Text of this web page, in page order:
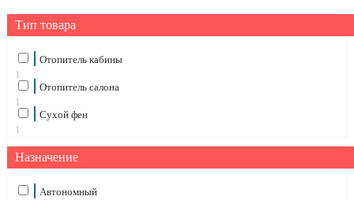
Тип товара
Отопитель кабины
1
Отопитель салона
1
Сухой фен
1
Назначение
Автономный